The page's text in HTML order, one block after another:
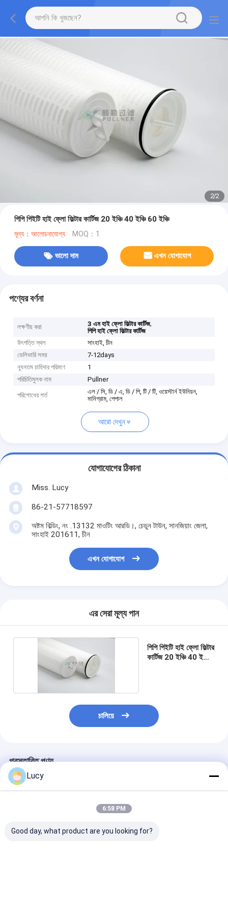
2/2
পিপি পিইটি হাই ফ্লো ফিল্টার কার্টিজ 20 ইঞ্চি 40 ইঞ্চি 60 ইঞ্চি
মূল্য：আলোচনাযোগ্য MOQ：1
ভালো দাম এখন যোগাযোগ
পণ্যের বর্ণনা
লক্ষণীয় করা 3 এম হাই ফ্লো ফিল্টার কার্টিজ,
পিপি হাই ফ্লো ফিল্টার কার্টিজ
উৎপত্তি স্থল
সাংহাই, চীন
ডেলিভারি সময়
7-12days
ন্যূনতম চাহিদার পরিমাণ
1
পরিচিতিমুলক নাম
Pullner
পরিশোধের শর্ত
এল / সি, ডি / এ, ডি / পি, টি / টি, ওয়েস্টার্ন ইউনিয়ন,
মানিগ্রাম, পেপাল
আরো দেখুন
যোগাযোগের ঠিকানা
Miss. Lucy
86-21-57718597
অষ্টম বিল্ডিং, নং .13132 মাওটিং আরডি।, চেডুন টাউন, সানজিয়াং জেলা,
সাংহাই 201611, চীন
এখন যোগাযোগ
এর সেরা মূল্য পান
পিপি পিইটি হাই ফ্লো ফিল্টার
কার্টিজ 20 ইঞ্চি 40 ইঞ্চি
চালিয়ে
প্রস্তাবিত পণ্য
Lucy
6:58 PM
Good day, what product are you looking for?